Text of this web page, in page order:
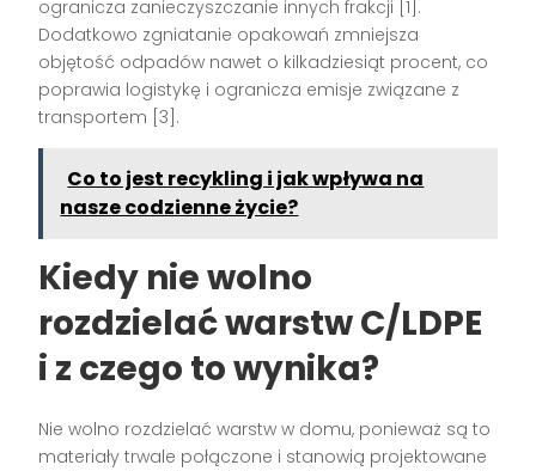
ogranicza zanieczyszczanie innych frakcji [1].
Dodatkowo zgniatanie opakowań zmniejsza
objętość odpadów nawet o kilkadziesiąt procent, co
poprawia logistykę i ogranicza emisje związane z
transportem [3].
Co to jest recykling i jak wpływa na
nasze codzienne życie?
Kiedy nie wolno
rozdzielać warstwC/LDPE
i z czego to wynika?
Nie wolno rozdzielać warstw w domu, ponieważ są to
materiały trwale połączone i stanowią projektowane